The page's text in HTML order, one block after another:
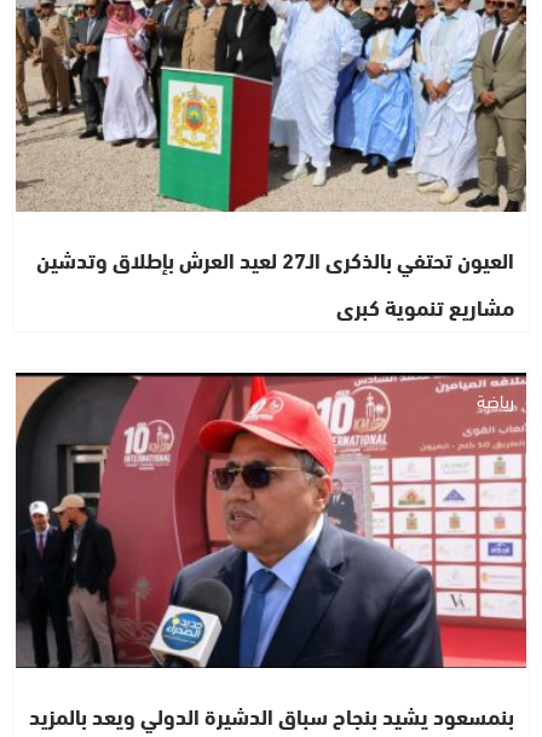
العيون تحتفي بالذكرى الـ27 لعيد العرش بإطلاق وتدشين
مشاريع تنموية كبرى
رياضة
بنمسعود يشيد بنجاح سباق الدشيرة الدولي ويعد بالمزيد